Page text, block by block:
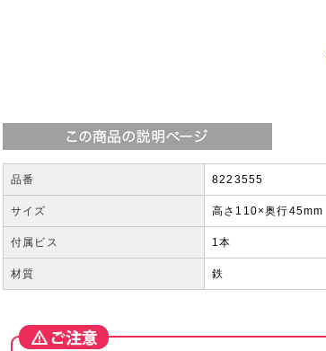
品番 8223555
サイズ 高さ110×奥行45mm
付属ビス 1本
材質 鉄